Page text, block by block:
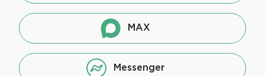
MAX
Messenger